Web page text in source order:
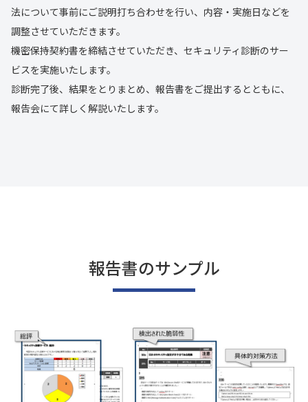
法について事前にご説明打ち合わせを行い、内容・実施日などを
調整させていただきます。
機密保持契約書を締結させていただき、セキュリティ診断のサー
ビスを実施いたします。
診断完了後、結果をとりまとめ、報告書をご提出するとともに、
報告会にて詳しく解説いたします。
報告書のサンプル